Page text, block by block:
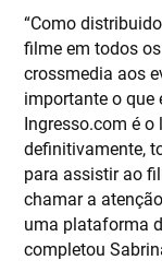
“Como
filme em todos
crossmedia aos
importante o que
Ingresso.com é
definitivamente,
para assistir ao
chamar a
uma plataforma
completou